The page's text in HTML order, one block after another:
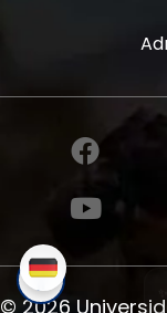
© 2026